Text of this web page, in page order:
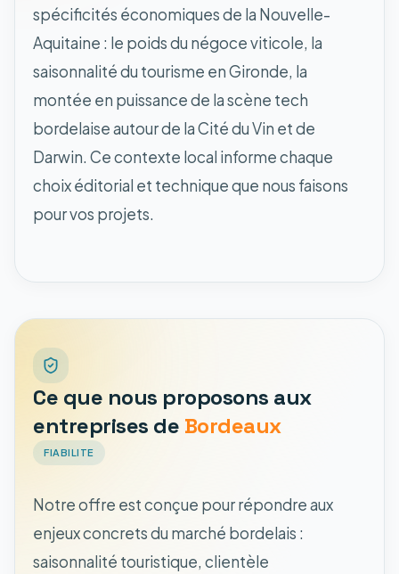
spécificités économiques de la Nouvelle-
Aquitaine : le poids du négoce viticole, la
saisonnalité du tourisme en Gironde, la
montée en puissance de la scène tech
bordelaise autour de la Cité du Vin et de
Darwin. Ce contexte local informe chaque
choix éditorial et technique que nous faisons
pour vos projets.
Ce que nous proposons aux
entreprises de Bordeaux
FIABILITE
Notre offre est conçue pour répondre aux
enjeux concrets du marché bordelais :
saisonnalité touristique, clientèle